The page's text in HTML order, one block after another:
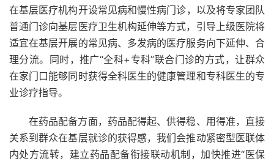
在基层医疗机构开设常见病和慢性病门诊，以及将专家团队
普通门诊向基层 医疗卫生机构延伸等方式，引导上级医院将
适宜在基层开展的常见病、 多发病的医疗服务向下延伸、合
理分流。同时，推广“全科+ 专科”联合门诊的方式，让群众
在家门口能够同时获得全科医生的健康管理和专科医生的专
业诊疗指导。
在药品配备方面，药品配得起、供得稳、用得准，直接
关系到群众在基层就诊的获得感，我们会推动紧密型医联体
内处方流转，建立药品配备衔接联动机制 ，加快推进“医保